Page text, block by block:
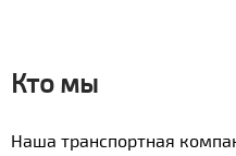
Кто мы
Наша транспортная